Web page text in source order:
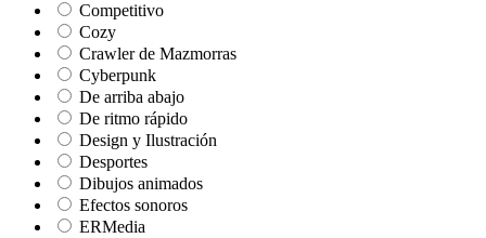
Competitivo
Cozy
Crawler de Mazmorras
Cyberpunk
De arriba abajo
De ritmo rápido
Design y Ilustración
Desportes
Dibujos animados
Efectos sonoros
ERMedia